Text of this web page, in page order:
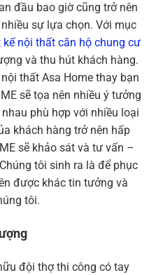
đầu bao giờ cũng trở nên
sự lựa chọn. Với mục
kế nội thất căn hộ chung cư
và thu hút khách hàng.
thất Asa Home thay bạn
sẽ tọa nên nhiều ý tưởng
phù hợp với nhiều loại
khách hàng trở nên hấp
sẽ khảo sát và tư vấn –
tôi sinh ra là để phục
được khác tin tưởng và
tôi.
đội thợ thi công có tay